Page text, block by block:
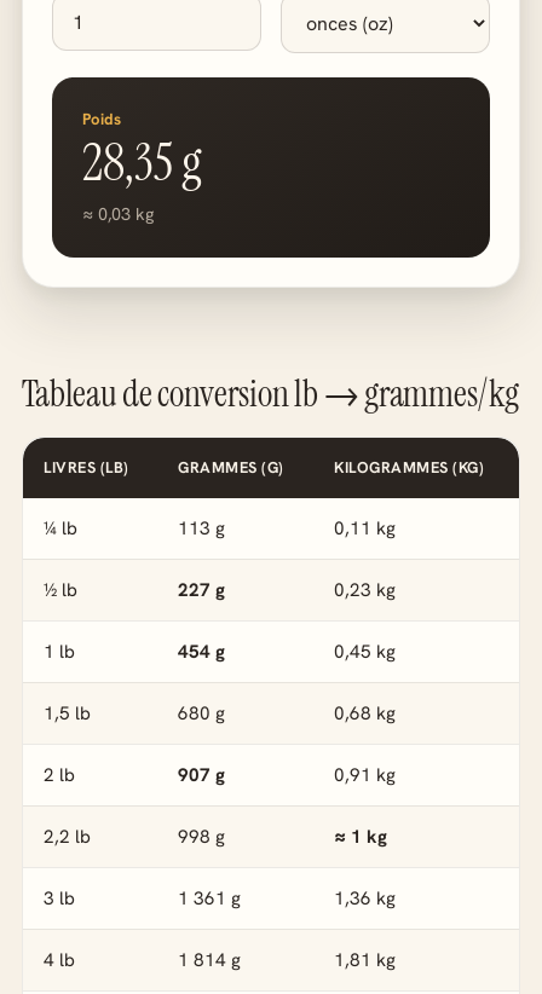
Poids
28,35 g
≈ 0,03 kg
Tableau de conversion lb → grammes/kg
LIVRES (LB) GRAMMES (G) KILOGRAMMES (KG)
¼ lb 113 g 0,11 kg
½ lb 227 g 0,23 kg
1 lb 454 g 0,45 kg
1,5 lb 680 g 0,68 kg
2 lb 907 g 0,91 kg
2,2 lb 998 g ≈ 1 kg
3 lb 1 361 g 1,36 kg
4 lb 1 814 g 1,81 kg